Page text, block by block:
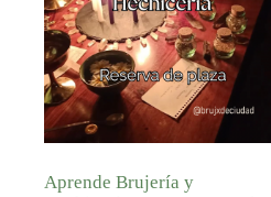
Aprende Brujería y